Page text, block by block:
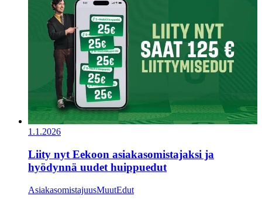
1.1.2026
Liity nyt Eekoon asiakasomistajaksi ja
hyödynnä uudet huippuedut
AsiakasomistajuusMuutEdut